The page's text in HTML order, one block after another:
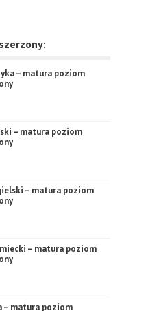
– matura poziom
– matura poziom
– matura poziom
– matura poziom
– matura poziom